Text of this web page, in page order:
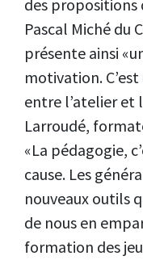
des propositions
Pascal Miché du
présente ainsi
motivation.
entre l’atelier et
Larroudé,
«La pédagogie,
cause. Les
nouveaux outils
de nous en
formation des